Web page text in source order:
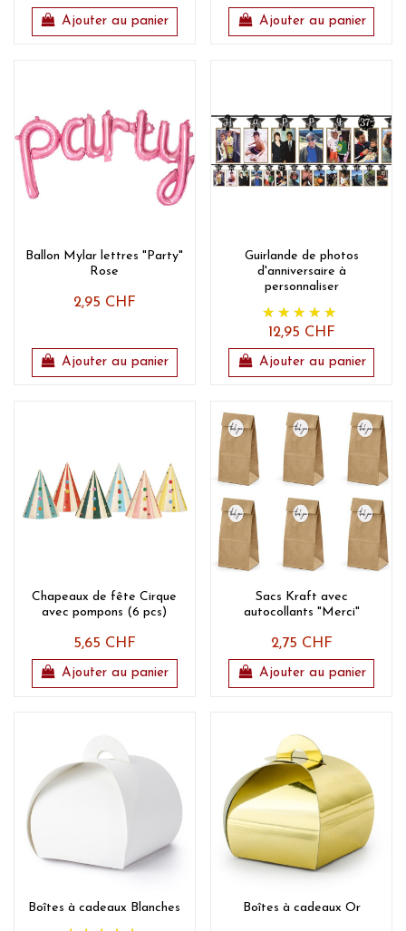
Ajouter au panier Ajouter au panier
Ballon Mylar lettres "Party"
Rose
2,95 CHF
Ajouter au panier
Guirlande de photos
d'anniversaire à
personnaliser
12,95 CHF
Ajouter au panier
Chapeaux de fête Cirque
avec pompons (6 pcs)
5,65 CHF
Ajouter au panier
Sacs Kraft avec
autocollants "Merci"
2,75 CHF
Ajouter au panier
Boîtes à cadeaux Blanches Boîtes à cadeaux Or